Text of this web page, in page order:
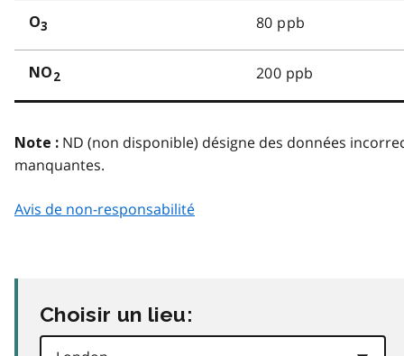
O3 80 ppb
NO 2 200 ppb
Note : ND (non disponible) désigne des données
manquantes.
Avis de non-responsabilité
Choisir un lieu: